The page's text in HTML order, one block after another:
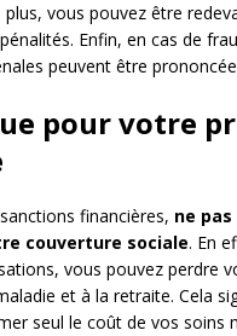
vous pouvez être
Enfin, en cas de
peuvent être
pour votre
financières, ne pas
couverture sociale. En
vous pouvez perdre
et à la retraite. Cela
seul le coût de vos soins